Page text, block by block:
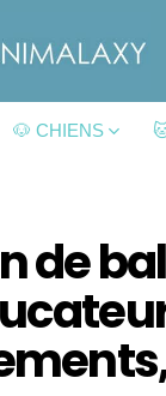
🐶 CHIENS
de